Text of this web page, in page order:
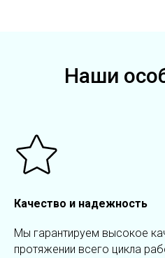
Наши
Качество и надежность
Мы гарантируем высокое
протяжении всего цикла